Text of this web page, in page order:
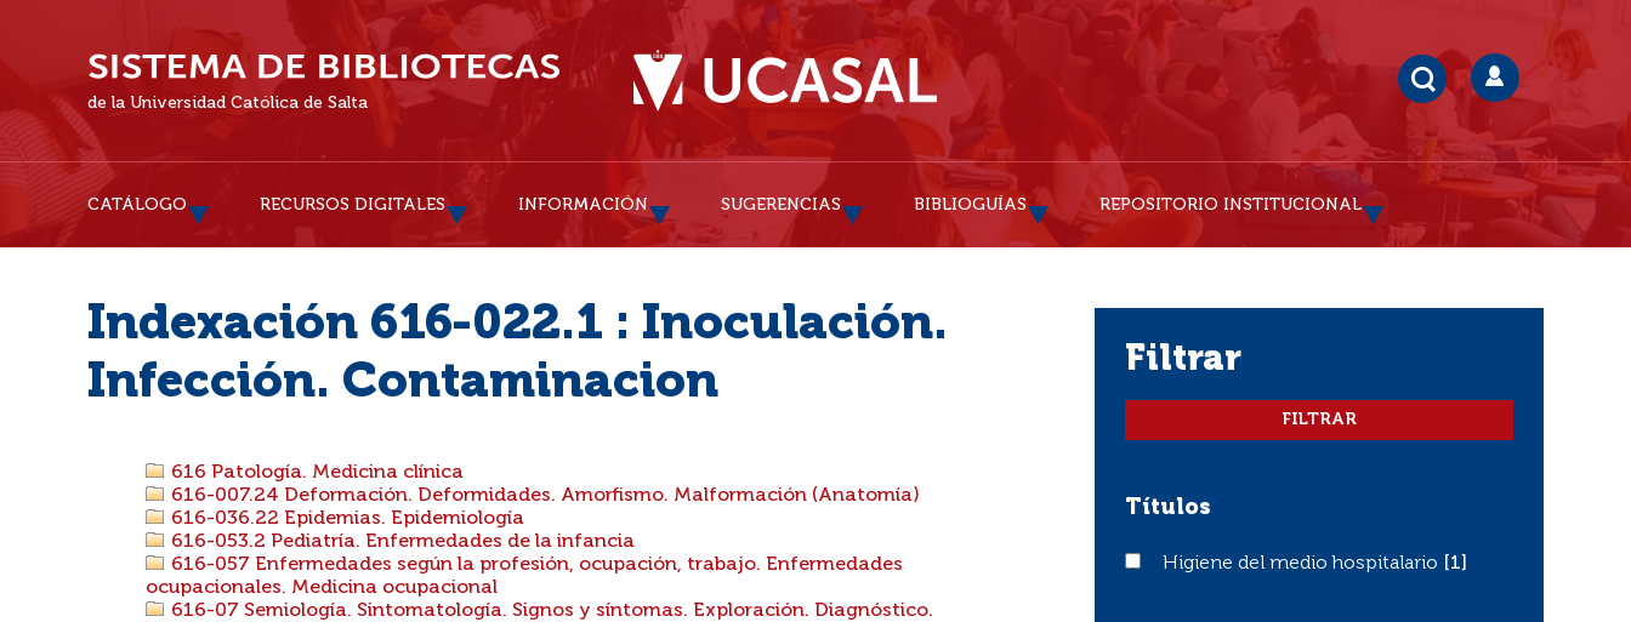
de la Universidad Católica de Salta
CATÁLOGO RECURSOS DIGITALES INFORMACIÓN SUGERENCIAS BIBLIOGUÍAS REPOSITORIO INSTITUCIONAL
Indexación 616-022.1 : Inoculación.
Infección. Contaminacion
616 Patología. Medicina clínica
616-007.24 Deformación. Deformidades. Amorfismo. Malformación (Anatomía)
616-036.22 Epidemias. Epidemiología
616-053.2 Pediatría. Enfermedades de la infancia
616-057 Enfermedades según la profesión, ocupación, trabajo. Enfermedades
ocupacionales. Medicina ocupacional
616-07 Semiología. Sintomatología. Signos y síntomas. Exploración. Diagnóstico.
filtrar
Títulos
Higiene del medio hospitalario
Higiene del medio hospitalario [1]